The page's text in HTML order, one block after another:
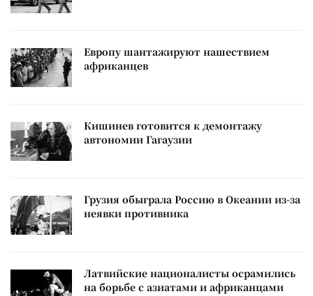
Европу шантажируют нашествием
африканцев
Кишинев готовится к демонтажу
автономии Гагаузии
Грузия обыграла Россию в Океании из-за
неявки противника
Латвийские националисты осрамились
на борьбе с азиатами и африканцами